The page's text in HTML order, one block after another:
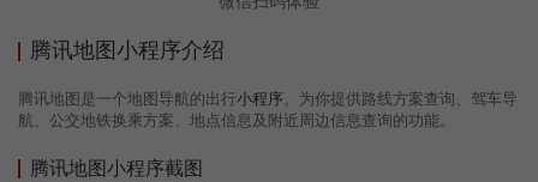
腾讯地图小程序介绍
腾讯地图是一个地图导航的出行小程序。为你提供路线方案查询、驾车导
航、公交地铁换乘方案、地点信息及附近周边信息查询的功能。
腾讯地图小程序截图